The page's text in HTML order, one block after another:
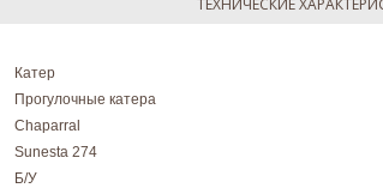
ТЕХНИЧЕСКИЕ
Катер
Прогулочные катера
Chaparral
Sunesta 274
Б/У